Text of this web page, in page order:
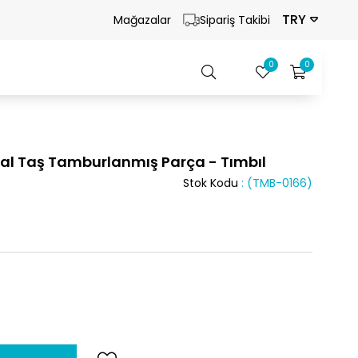
Mağazalar Sipariş Takibi TRY
0
0
Taş Tamburlanmış Parça - Tımbıl
(TMB-0166)
Stok Kodu